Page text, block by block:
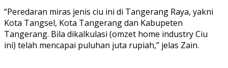
“Peredaran miras jenis ciu ini di Tangerang Raya, yakni
Kota Tangsel, Kota Tangerang dan Kabupeten
Tangerang. Bila dikalkulasi (omzet home industry Ciu
ini) telah mencapai puluhan juta rupiah,” jelas Zain.